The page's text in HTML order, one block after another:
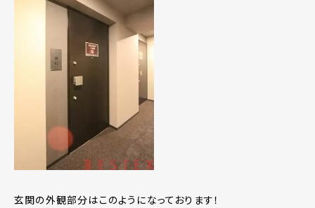
玄関の外観部分はこのようになっております！